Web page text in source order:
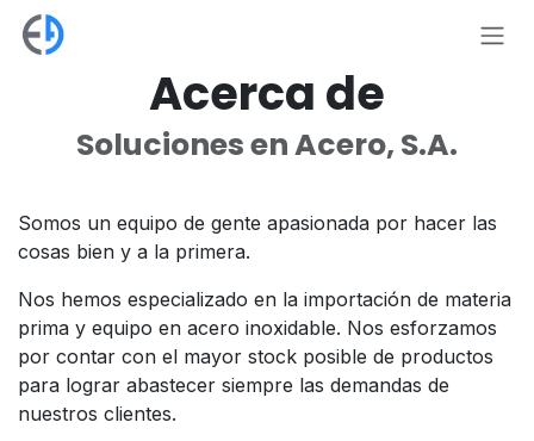
Ir al contenido
Acerca de
Soluciones en Acero, S.A.
Somos un equipo de gente apasionada por hacer las
cosas bien y a la primera.
Nos hemos especializado en la importación de materia
prima y equipo en acero inoxidable. Nos esforzamos
por contar con el mayor stock posible de productos
para lograr abastecer siempre las demandas de
nuestros clientes.